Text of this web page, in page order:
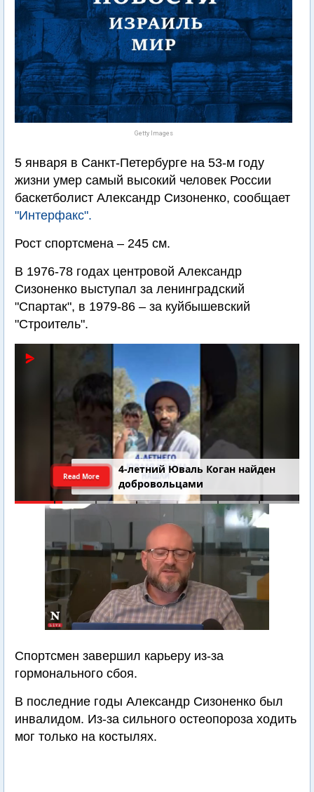
Getty Images
5 января в Санкт-Петербурге на 53-м году
жизни умер самый высокий человек России
баскетболист Александр Сизоненко, сообщает
"Интерфакс".
Рост спортсмена – 245 см.
В 1976-78 годах центровой Александр
Сизоненко выступал за ленинградский
"Спартак", в 1979-86 – за куйбышевский
"Строитель".
4-летний Юваль Коган найден
добровольцами
Read More
Спортсмен завершил карьеру из-за
гормонального сбоя.
В последние годы Александр Сизоненко был
инвалидом. Из-за сильного остеопороза ходить
мог только на костылях.